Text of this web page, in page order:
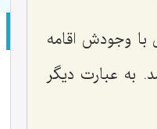
وجودش اقامه
به عبارت دیگر